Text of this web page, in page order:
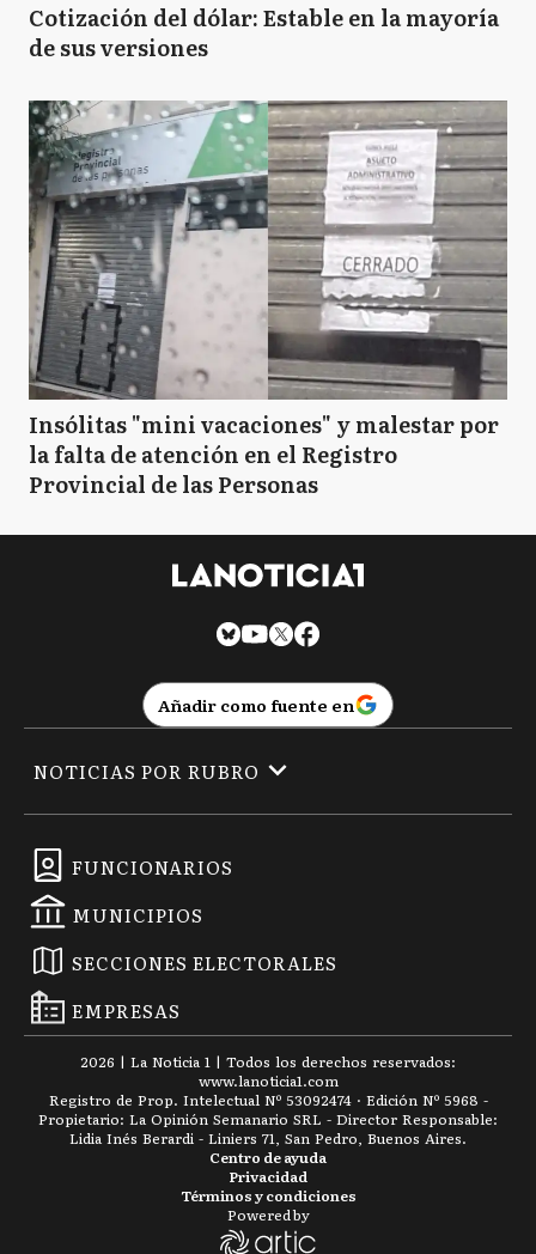
Cotización del dólar: Estable en la mayoría
de sus versiones
Insólitas "mini vacaciones" y malestar por
la falta de atención en el Registro
Provincial de las Personas
Añadir como fuente en
FUNCIONARIOS
MUNICIPIOS
SECCIONES ELECTORALES
EMPRESAS
NOTICIAS POR RUBRO
2026 | La Noticia 1 | Todos los derechos reservados:
www.lanoticia1.com
Registro de Prop. Intelectual Nº 53092474 · Edición Nº 5968 -
Propietario: La Opinión Semanario SRL - Director Responsable:
Lidia Inés Berardi - Liniers 71, San Pedro, Buenos Aires.
Términos y condiciones
Privacidad
Centro de ayuda
Powered by